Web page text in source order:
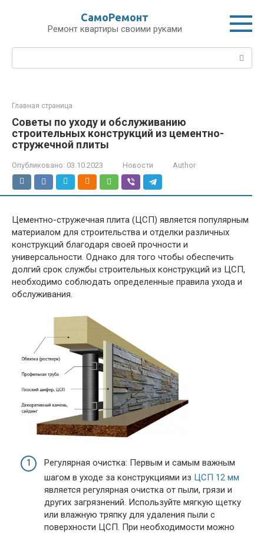
СамоРемонт
Ремонт квартиры своими руками
Поиск:
Главная страница
Советы по уходу и обслуживанию
строительных конструкций из цементно-
стружечной плиты
Опубликовано: 03.10.2023 Новости Author
Цементно-стружечная плита (ЦСП) является популярным
материалом для строительства и отделки различных
конструкций благодаря своей прочности и
универсальности. Однако для того чтобы обеспечить
долгий срок службы строительных конструкций из ЦСП,
необходимо соблюдать определенные правила ухода и
обслуживания.
Регулярная очистка: Первым и самым важным
шагом в уходе за конструкциями из ЦСП 12 мм
является регулярная очистка от пыли, грязи и
других загрязнений. Используйте мягкую щетку
или влажную тряпку для удаления пыли с
поверхности ЦСП. При необходимости можно